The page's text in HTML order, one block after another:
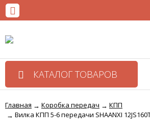
КАТАЛОГ ТОВАРОВ
Главная → Коробка передач → КПП
→ Вилка КПП 5-6 передачи SHAANXI